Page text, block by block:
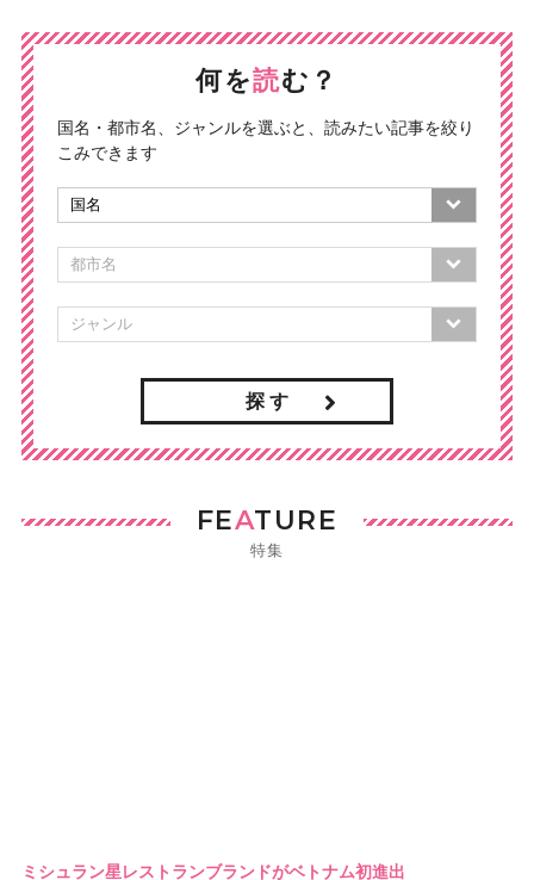
何を読む？
国名・都市名、ジャンルを選ぶと、読みたい記事を絞り
こみできます
探 す
FEATURE
特集
ミシュラン星レストランブランドがベトナム初進出